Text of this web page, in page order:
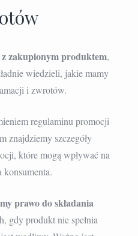
zakupionym produktem,
wiedzieli, jakie mamy
i zwrotów.
regulaminu promocji
znajdziemy szczegóły
które mogą wpływać na
konsumenta.
prawo do składania
gdy produkt nie spełnia